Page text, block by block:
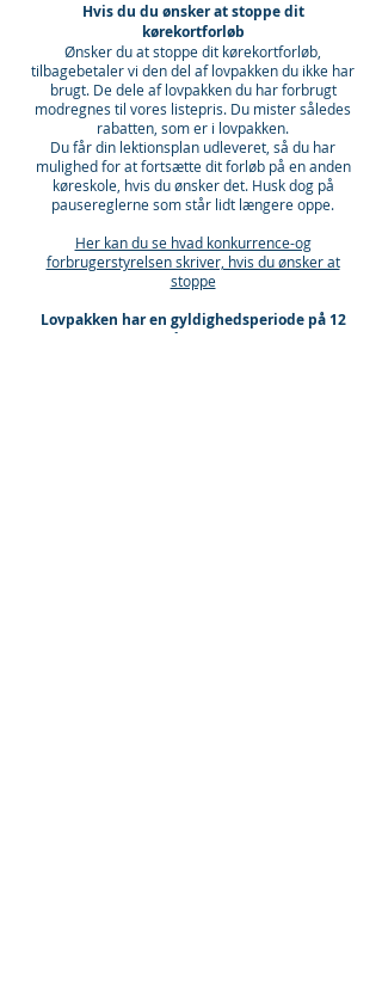
Hvis du du ønsker at stoppe dit
kørekortforløb
Ønsker du at stoppe dit kørekortforløb,
tilbagebetaler vi den del af lovpakken du ikke har
brugt. De dele af lovpakken du har forbrugt
modregnes til vores listepris. Du mister således
rabatten, som er i lovpakken.
Du får din lektionsplan udleveret, så du har
mulighed for at fortsætte dit forløb på en anden
køreskole, hvis du ønsker det. Husk dog på
pausereglerne som står lidt længere oppe.
Her kan du se hvad konkurrence-og
forbrugerstyrelsen skriver, hvis du ønsker at
stoppe
Lovpakken har en gyldighedsperiode på 12
måneder.